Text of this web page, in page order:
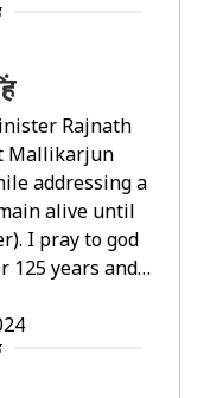
Rajnath
Mallikarjun
addressing a
alive until
I pray to god
125 years and…